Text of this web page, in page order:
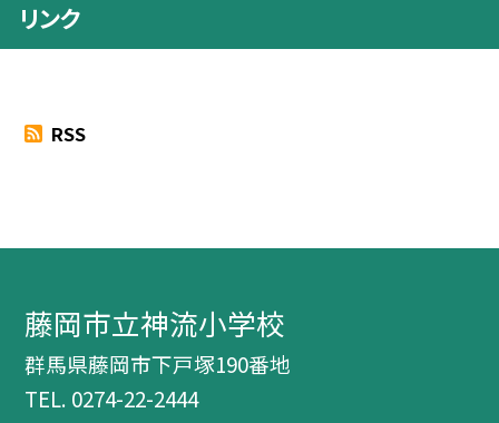
リンク
RSS
藤岡市立神流小学校
群馬県藤岡市下戸塚190番地
TEL. 0274-22-2444